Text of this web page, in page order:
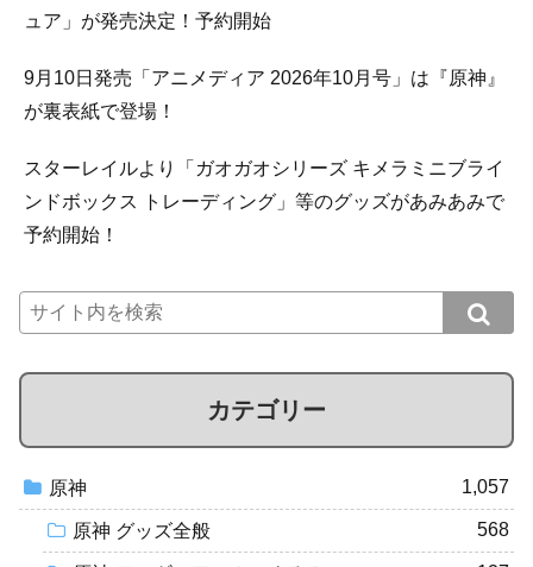
ュア」が発売決定！予約開始
9月10日発売「アニメディア 2026年10月号」は『原神』
が裏表紙で登場！
スターレイルより「ガオガオシリーズ キメラミニブライ
ンドボックス トレーディング」等のグッズがあみあみで
予約開始！
カテゴリー
原神 1,057
原神 グッズ全般 568